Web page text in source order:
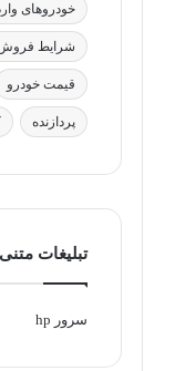
خودروهای
شرایط
قیمت خودرو
پردازنده
تبلیغات متنی
سرور hp